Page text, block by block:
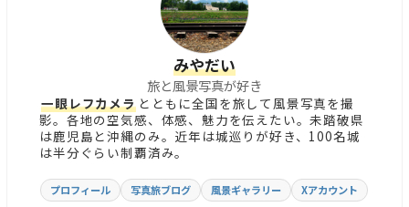
みやだい
旅と風景写真が好き
一眼レフカメラ とともに全国を旅して風景写真を撮
影。各地の空気感、体感、魅力を伝えたい。未踏破県
は鹿児島と沖縄のみ。近年は城巡りが好き、100名城
は半分ぐらい制覇済み。
プロフィール 写真旅ブログ 風景ギャラリー Xアカウント